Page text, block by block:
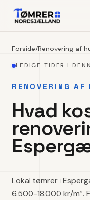
Forside/Renovering af
LEDIGE TIDER I
RENOVERING AF
Hvad
Lokal tømrer i
6.500-18.000 kr/m².